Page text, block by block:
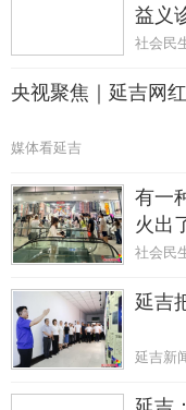
益义
社会民
央视聚焦｜延吉网
媒体看延吉
有一
火出
社会民
延吉
延吉新